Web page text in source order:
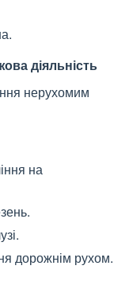
діяльність
нерухомим
на
дорожнім рухом.